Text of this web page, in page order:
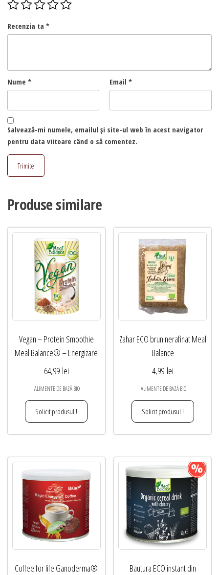
Recenzia ta *
Nume * Email *
Salvează-mi numele, emailul și site-ul web în acest navigator
pentru data viitoare când o să comentez.
Produse similare
Vegan – Protein Smoothie
Meal Balance® – Energizare
64,99 lei
ALIMENTE DE BAZĂ BIO
Solicit produsul !
Zahar ECO brun nerafinat Meal
Balance
4,99 lei
ALIMENTE DE BAZĂ BIO
Solicit produsul !
Coffee for life Ganoderma®
Bautura ECO instant din